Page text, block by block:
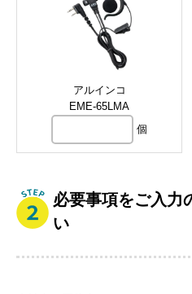
アルインコ
EME-65LMA
個
必要事項をご入力
い